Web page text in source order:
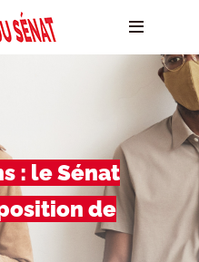
: le Sénat
de